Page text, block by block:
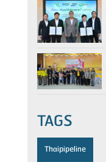
TAGS
Thaipipeline